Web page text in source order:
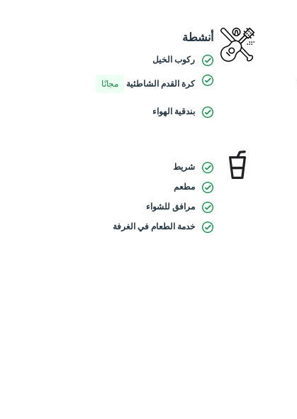
أنشطة
ركوب الخيل
كرة القدم الشاطئية مجانًا
بندقية الهواء
شريط
مطعم
مرافق للشواء
خدمة الطعام في الغرفة